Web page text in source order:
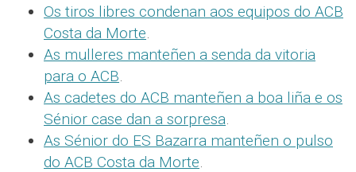
Os tiros libres condenan aos equipos do ACB
Costa da Morte
As mulleres manteñen a senda da vitoria
para o ACB
As cadetes do ACB manteñen a boa liña e os
Sénior case dan a sorpresa
As Sénior do ES Bazarra manteñen o pulso
do ACB Costa da Morte